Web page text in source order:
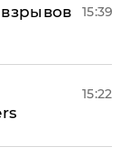
15:39
15:22